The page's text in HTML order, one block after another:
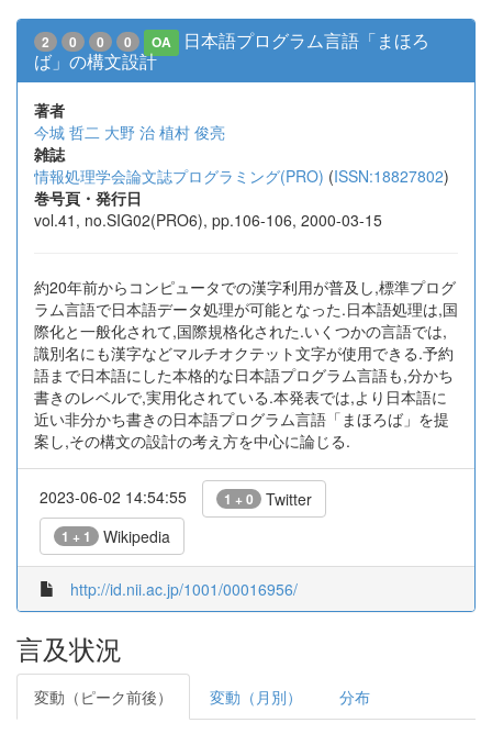
2 0 0 0 OA
日本語プログラム言語「まほろ
ば」の構文設計
著者
今城 哲二 大野 治 植村 俊亮
雑誌
情報処理学会論文誌プログラミング(PRO) (ISSN:18827802)
巻号頁・発行日
vol.41, no.SIG02(PRO6), pp.106-106, 2000-03-15
約20年前からコンピュータでの漢字利用が普及し,標準プログ
ラム言語で日本語データ処理が可能となった.日本語処理は,国
際化と一般化されて,国際規格化された.いくつかの言語では,
識別名にも漢字などマルチオクテット文字が使用できる.予約
語まで日本語にした本格的な日本語プログラム言語も,分かち
書きのレベルで,実用化されている.本発表では,より日本語に
近い非分かち書きの日本語プログラム言語「まほろば」を提
案し,その構文の設計の考え方を中心に論じる.
2023-06-02 14:54:55 1 + 0 Twitter
1 + 1 Wikipedia
http://id.nii.ac.jp/1001/00016956/
言及状況
変動（ピーク前後） 変動（月別） 分布